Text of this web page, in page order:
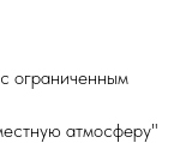
ограниченным
атмосферу"